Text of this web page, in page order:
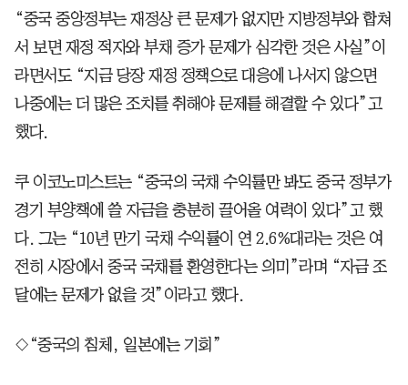
“중국 중앙정부는 재정상 큰 문제가 없지만 지방정부와 합쳐
서 보면 재정 적자와 부채 증가 문제가 심각한 것은 사실”이
라면서도 “지금 당장 재정 정책으로 대응에 나서지 않으면
나중에는 더 많은 조치를 취해야 문제를 해결할 수 있다”고
했다.
쿠 이코노미스트는 “중국의 국채 수익률만 봐도 중국 정부가
경기 부양책에 쓸 자금을 충분히 끌어올 여력이 있다”고 했
다. 그는 “10년 만기 국채 수익률이 연 2.6%대라는 것은 여
전히 시장에서 중국 국채를 환영한다는 의미”라며 “자금 조
달에는 문제가 없을 것”이라고 했다.
◇“중국의 침체, 일본에는 기회”